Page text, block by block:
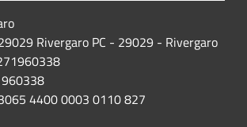
Rivergaro PC - 29029 - Rivergaro
4400 0003 0110 827